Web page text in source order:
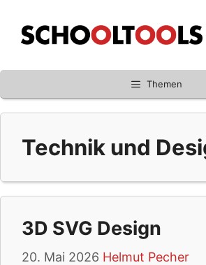
Inhalt
springen
Themen
Technik und
3D SVG Design
20. Mai 2026 Helmut Pecher